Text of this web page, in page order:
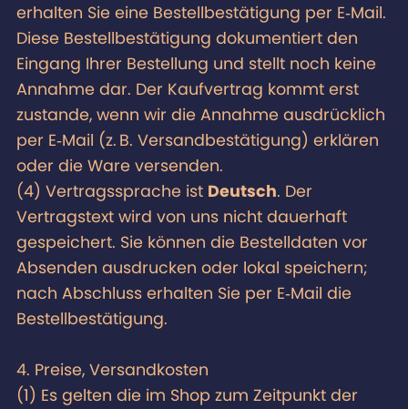
erhalten Sie eine Bestellbestätigung per E‑Mail.
Diese Bestellbestätigung dokumentiert den
Eingang Ihrer Bestellung und stellt noch keine
Annahme dar. Der Kaufvertrag kommt erst
zustande, wenn wir die Annahme ausdrücklich
per E‑Mail (z. B. Versandbestätigung) erklären
oder die Ware versenden.
(4) Vertragssprache ist Deutsch. Der
Vertragstext wird von uns nicht dauerhaft
gespeichert. Sie können die Bestelldaten vor
Absenden ausdrucken oder lokal speichern;
nach Abschluss erhalten Sie per E‑Mail die
Bestellbestätigung.
4. Preise, Versandkosten
(1) Es gelten die im Shop zum Zeitpunkt der